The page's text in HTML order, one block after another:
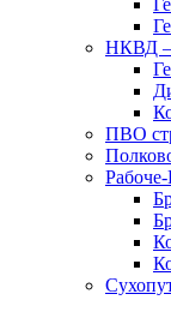
НКВД
ПВО